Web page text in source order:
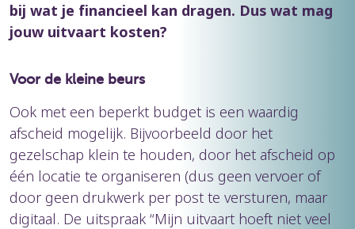
bij wat je financieel kan dragen. Dus wat mag
jouw uitvaart kosten?
Voor de kleine beurs
Ook met een beperkt budget is een waardig
afscheid mogelijk. Bijvoorbeeld door het
gezelschap klein te houden, door het afscheid op
één locatie te organiseren (dus geen vervoer of
door geen drukwerk per post te versturen, maar
digitaal. De uitspraak “Mijn uitvaart hoeft niet veel